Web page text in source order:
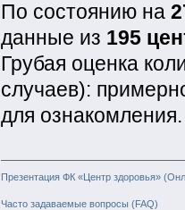
По состоянию на
данные из 195
Грубая оценка
случаев):
для ознакомления.
Презентация ФК «Центр здоровья»
Часто задаваемые вопросы (FAQ)